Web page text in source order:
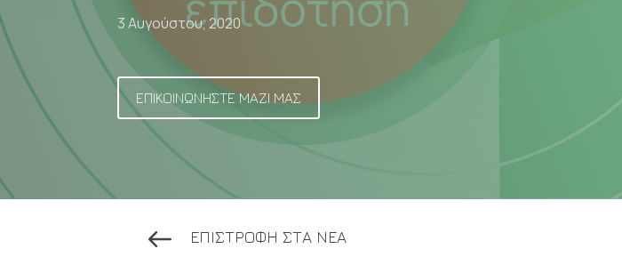
3 Αυγούστου, 2020
ΕΠΙΚΟΙΝΩΝΗΣΤΕ ΜΑΖΙ ΜΑΣ
ΕΠΙΣΤΡΟΦΗ ΣΤΑ ΝΕΑ